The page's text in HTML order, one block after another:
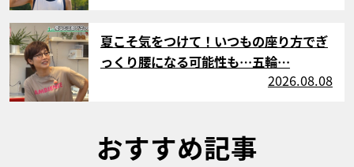
サムネイル
夏こそ気をつけて！いつもの座り方でぎ
っくり腰になる可能性も…五輪…
2026.08.08
おすすめ記事